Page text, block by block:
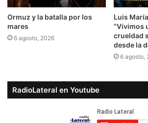
Ormuz y la batalla por los
mares
6 agosto, 2026
Luis
“Vivimos
crueldad
desde la
6 agosto,
RadioLateral en Youtube